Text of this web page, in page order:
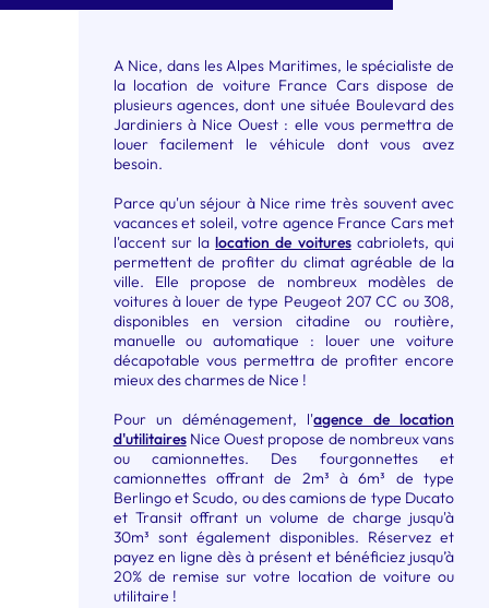
A Nice, dans les Alpes Maritimes, le spécialiste de
la location de voiture France Cars dispose de
plusieurs agences, dont une située Boulevard des
Jardiniers à Nice Ouest : elle vous permettra de
louer facilement le véhicule dont vous avez
besoin.
Parce qu'un séjour à Nice rime très souvent avec
vacances et soleil, votre agence France Cars met
l'accent sur lalocation de voiturescabriolets, qui
permettent de profiter du climat agréable de la
ville. Elle propose de nombreux modèles de
voitures à louer de type Peugeot 207 CC ou 308,
disponibles en version citadine ou routière,
manuelle ou automatique : louer une voiture
décapotable vous permettra de profiter encore
mieux des charmes de Nice !
Pour un déménagement, l'agence de location
d'utilitairesNice Ouest propose de nombreux vans
ou camionnettes. Des fourgonnettes et
camionnettes offrant de 2m³ à 6m³ de type
Berlingo et Scudo, ou des camions de type Ducato
et Transit offrant un volume de charge jusqu'à
30m³ sont également disponibles. Réservez et
payez en ligne dès à présent et bénéficiez jusqu’à
20% de remise sur votre location de voiture ou
utilitaire !